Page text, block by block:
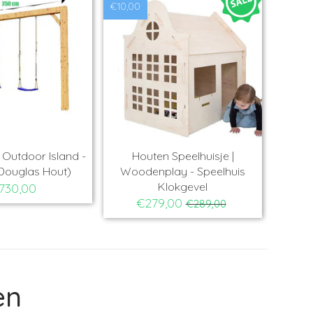
speelhuisje |
- Davey
€319,00
Schommel | Outdoor Island -
Tarzan (Douglas Hout)
€730,00